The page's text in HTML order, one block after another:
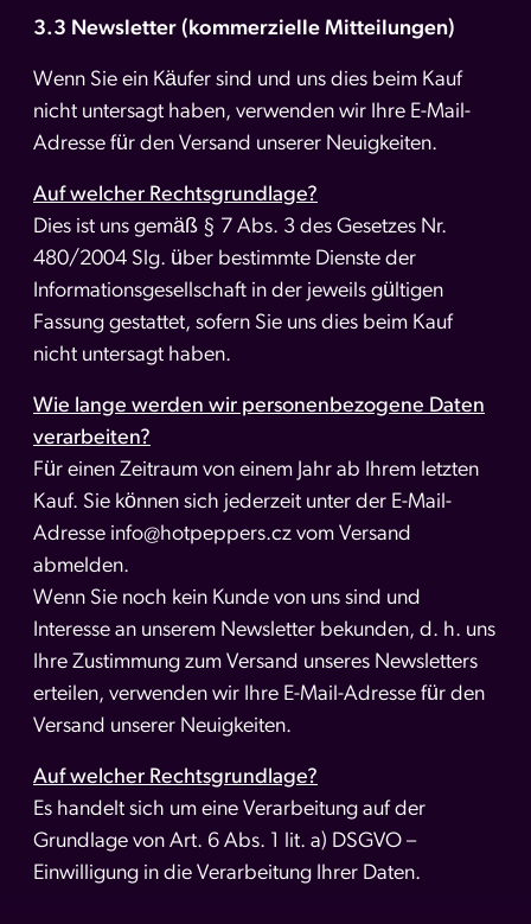
3.3 Newsletter (kommerzielle Mitteilungen)
Wenn Sie ein Käufer sind und uns dies beim Kauf
nicht untersagt haben, verwenden wir Ihre E-Mail-
Adresse für den Versand unserer Neuigkeiten.
Auf welcher Rechtsgrundlage?
Dies ist uns gemäß § 7 Abs. 3 des Gesetzes Nr.
480/2004 Slg. über bestimmte Dienste der
Informationsgesellschaft in der jeweils gültigen
Fassung gestattet, sofern Sie uns dies beim Kauf
nicht untersagt haben.
Wie lange werden wir personenbezogene Daten
verarbeiten?
Für einen Zeitraum von einem Jahr ab Ihrem letzten
Kauf. Sie können sich jederzeit unter der E-Mail-
Adresse info@hotpeppers.cz vom Versand
abmelden.
Wenn Sie noch kein Kunde von uns sind und
Interesse an unserem Newsletter bekunden, d. h. uns
Ihre Zustimmung zum Versand unseres Newsletters
erteilen, verwenden wir Ihre E-Mail-Adresse für den
Versand unserer Neuigkeiten.
Auf welcher Rechtsgrundlage?
Es handelt sich um eine Verarbeitung auf der
Grundlage von Art. 6 Abs. 1 lit. a) DSGVO –
Einwilligung in die Verarbeitung Ihrer Daten.